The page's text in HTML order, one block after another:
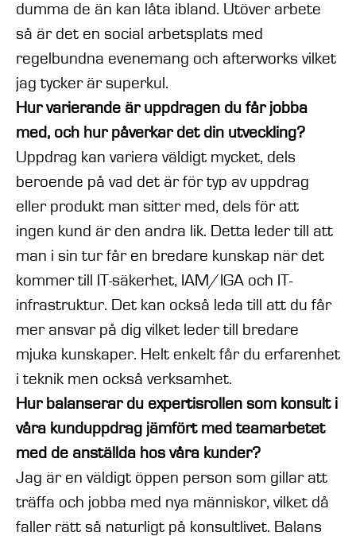
dumma de än kan låta ibland. Utöver arbete
så är det en social arbetsplats med
regelbundna evenemang och afterworks vilket
jag tycker är superkul.
Hur varierande är uppdragen du får jobba
med, och hur påverkar det din utveckling?
Uppdrag kan variera väldigt mycket, dels
beroende på vad det är för typ av uppdrag
eller produkt man sitter med, dels för att
ingen kund är den andra lik. Detta leder till att
man i sin tur får en bredare kunskap när det
kommer till IT-säkerhet, IAM/IGA och IT-
infrastruktur. Det kan också leda till att du får
mer ansvar på dig vilket leder till bredare
mjuka kunskaper. Helt enkelt får du erfarenhet
i teknik men också verksamhet.
Hur balanserar du expertisrollen som konsult i
våra kunduppdrag jämfört med teamarbetet
med de anställda hos våra kunder?
Jag är en väldigt öppen person som gillar att
träffa och jobba med nya människor, vilket då
faller rätt så naturligt på konsultlivet. Balans